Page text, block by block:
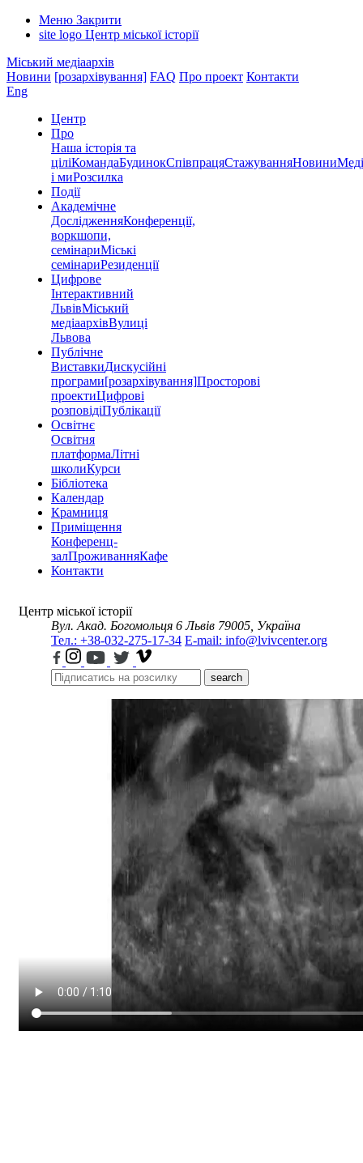
Меню Закрити
site logo Центр міської історії
Міський медіаархів
Новини [розархівування] FAQ Про проект Контакти
Eng
Центр
Про
Наша історія та
ціліКомандаБудинокСпівпрацяСтажуванняНовини
і миРозсилка
Події
Академічне
ДослідженняКонференції,
воркшопи,
семінариМіські
семінариРезиденції
Цифрове
Інтерактивний
ЛьвівМіський
медіаархівВулиці
Львова
Публічне
ВиставкиДискусійні
програми[розархівування]Просторові
проектиЦифрові
розповідіПублікації
Освітнє
Освітня
платформаЛітні
школиКурси
Бібліотека
Календар
Крамниця
Приміщення
Конференц-
залПроживанняКафе
Контакти
Центр міської історії
Вул. Акад. Богомольця 6 Львів 79005, Україна
Тел.: +38-032-275-17-34 E-mail: info@lvivcenter.org
search